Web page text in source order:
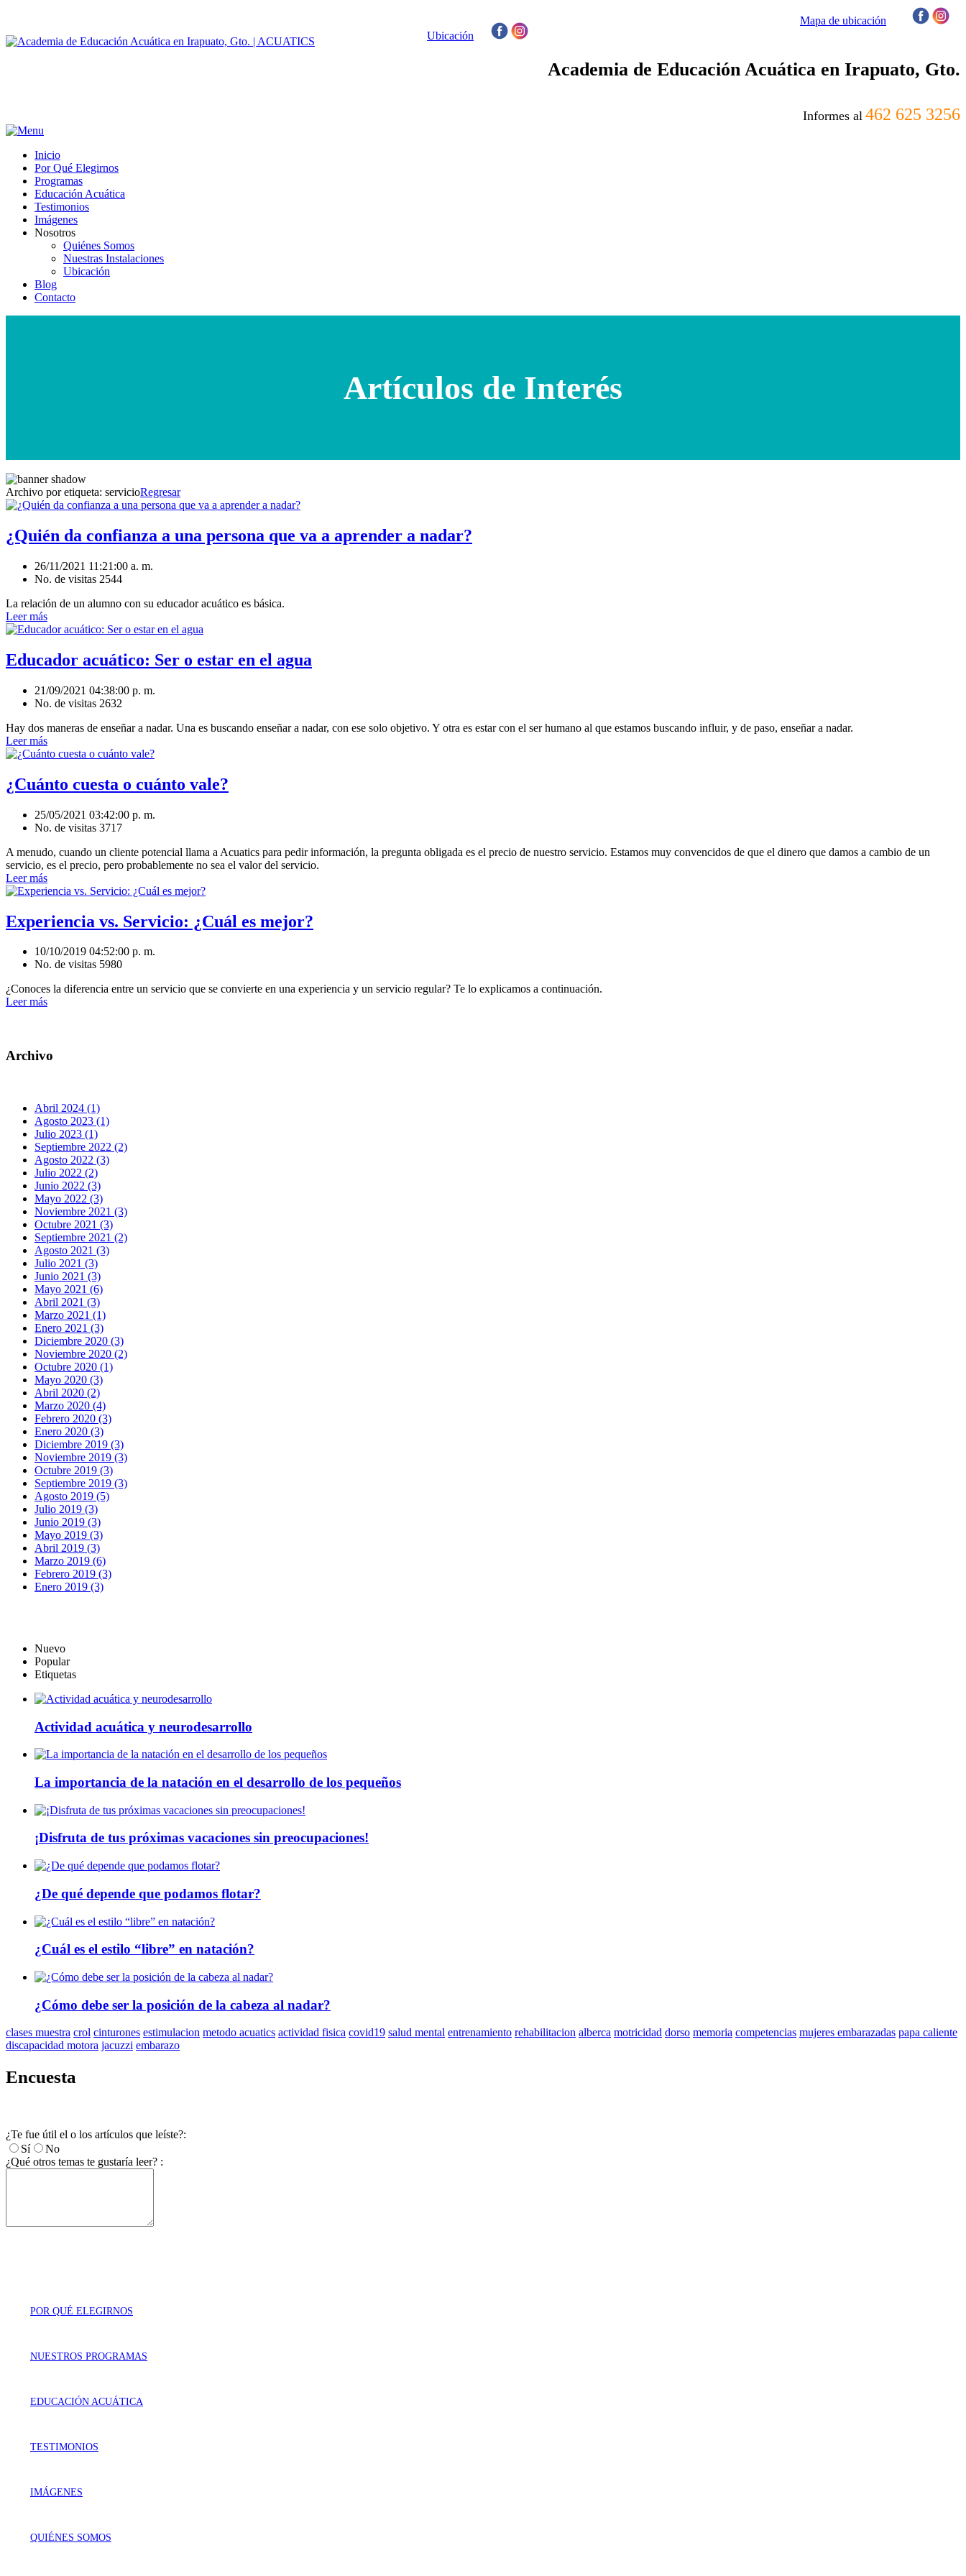
Mapa de ubicación
Ubicación
Academia de Educación Acuática en Irapuato, Gto.
Informes al 462 625 3256
Inicio
Por Qué Elegirnos
Programas
Educación Acuática
Testimonios
Imágenes
Nosotros
Quiénes Somos
Nuestras Instalaciones
Ubicación
Blog
Contacto
Artículos de Interés
Archivo por etiqueta: servicioRegresar
¿Quién da confianza a una persona que va a aprender a nadar?
26/11/2021 11:21:00 a. m.
No. de visitas 2544
La relación de un alumno con su educador acuático es básica.
Leer más
Educador acuático: Ser o estar en el agua
21/09/2021 04:38:00 p. m.
No. de visitas 2632
Hay dos maneras de enseñar a nadar. Una es buscando enseñar a nadar, con ese solo objetivo. Y otra es estar con el ser humano al que estamos buscando influir, y de paso, enseñar a nadar.
Leer más
¿Cuánto cuesta o cuánto vale?
25/05/2021 03:42:00 p. m.
No. de visitas 3717
A menudo, cuando un cliente potencial llama a Acuatics para pedir información, la pregunta obligada es el precio de nuestro servicio. Estamos muy convencidos de que el dinero que damos a cambio de un
servicio, es el precio, pero probablemente no sea el valor del servicio.
Leer más
Experiencia vs. Servicio: ¿Cuál es mejor?
10/10/2019 04:52:00 p. m.
No. de visitas 5980
¿Conoces la diferencia entre un servicio que se convierte en una experiencia y un servicio regular? Te lo explicamos a continuación.
Leer más
Archivo
Abril 2024 (1)
Agosto 2023 (1)
Julio 2023 (1)
Septiembre 2022 (2)
Agosto 2022 (3)
Julio 2022 (2)
Junio 2022 (3)
Mayo 2022 (3)
Noviembre 2021 (3)
Octubre 2021 (3)
Septiembre 2021 (2)
Agosto 2021 (3)
Julio 2021 (3)
Junio 2021 (3)
Mayo 2021 (6)
Abril 2021 (3)
Marzo 2021 (1)
Enero 2021 (3)
Diciembre 2020 (3)
Noviembre 2020 (2)
Octubre 2020 (1)
Mayo 2020 (3)
Abril 2020 (2)
Marzo 2020 (4)
Febrero 2020 (3)
Enero 2020 (3)
Diciembre 2019 (3)
Noviembre 2019 (3)
Octubre 2019 (3)
Septiembre 2019 (3)
Agosto 2019 (5)
Julio 2019 (3)
Junio 2019 (3)
Mayo 2019 (3)
Abril 2019 (3)
Marzo 2019 (6)
Febrero 2019 (3)
Enero 2019 (3)
Nuevo
Popular
Etiquetas
Actividad acuática y neurodesarrollo
La importancia de la natación en el desarrollo de los pequeños
¡Disfruta de tus próximas vacaciones sin preocupaciones!
¿De qué depende que podamos flotar?
¿Cuál es el estilo “libre” en natación?
¿Cómo debe ser la posición de la cabeza al nadar?
clases muestra crol cinturones estimulacion metodo acuatics actividad fisica covid19 salud mental entrenamiento rehabilitacion alberca motricidad dorso memoria competencias mujeres embarazadas papa caliente
discapacidad motora jacuzzi embarazo
Encuesta
¿Te fue útil el o los artículos que leíste?:
Sí
No
¿Qué otros temas te gustaría leer? :
POR QUÉ ELEGIRNOS
NUESTROS PROGRAMAS
EDUCACIÓN ACUÁTICA
TESTIMONIOS
IMÁGENES
QUIÉNES SOMOS